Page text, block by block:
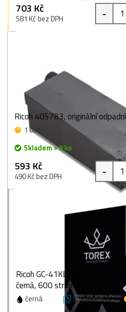
703 Kč
581 Kč bez DPH -
Ricoh 405783, originální
1 bod
Skladem > 9 ks
593 Kč
490 Kč bez DPH -
Ricoh GC-41KL (405765),
černá, 600 stran
černá 600 stran